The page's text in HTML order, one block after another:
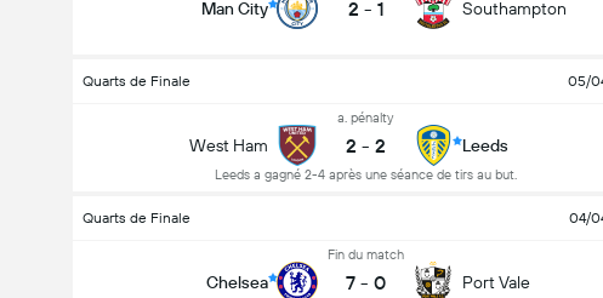
Man City 2 - 1 Southampton
Quarts de Finale 05/
West Ham
a. pénalty
2 - 2
Leeds a gagné 2-4 après une séance de tirs au but.
Leeds
Quarts de Finale 04/
Chelsea
Fin du match
7 - 0 Port Vale